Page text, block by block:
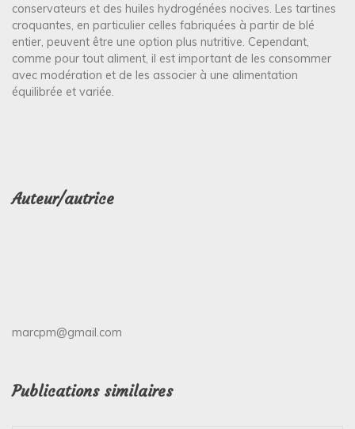
conservateurs et des huiles hydrogénées nocives. Les tartines
croquantes, en particulier celles fabriquées à partir de blé
entier, peuvent être une option plus nutritive. Cependant,
comme pour tout aliment, il est important de les consommer
avec modération et de les associer à une alimentation
équilibrée et variée.
Auteur/autrice
marcpm@gmail.com
Publications similaires